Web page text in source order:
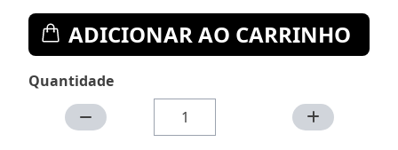
ADICIONAR AO CARRINHO
Quantidade